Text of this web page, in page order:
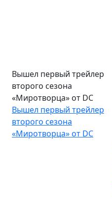
Вышел первый трейлер
второго сезона
«Миротворца» от DC
Вышел первый трейлер
второго сезона
«Миротворца» от DC